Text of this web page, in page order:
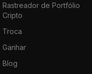
Rastreador de Portfólio
Cripto
Troca
Ganhar
Blog